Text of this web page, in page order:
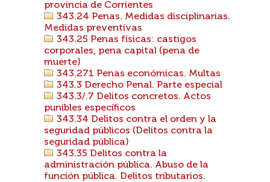
provincia de Corrientes
343.24 Penas. Medidas disciplinarias.
Medidas preventivas
343.25 Penas físicas: castigos
corporales, pena capital (pena de
muerte)
343.271 Penas económicas. Multas
343.3 Derecho Penal. Parte especial
343.3/.7 Delitos concretos. Actos
punibles específicos
343.34 Delitos contra el orden y la
seguridad públicos (Delitos contra la
seguridad pública)
343.35 Delitos contra la
administración pública. Abuso de la
función pública. Delitos tributarios.